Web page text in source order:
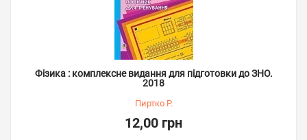
Фізика : комплексне видання для підготовки до ЗНО.
2018
Пиртко Р.
12,00 грн